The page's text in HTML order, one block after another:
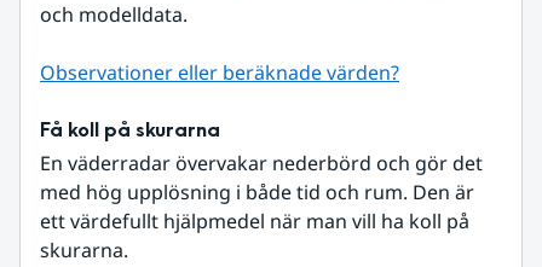
och modelldata.
Observationer eller beräknade värden?
Få koll på skurarna
En väderradar övervakar nederbörd och gör det
med hög upplösning i både tid och rum. Den är
ett värdefullt hjälpmedel när man vill ha koll på
skurarna.